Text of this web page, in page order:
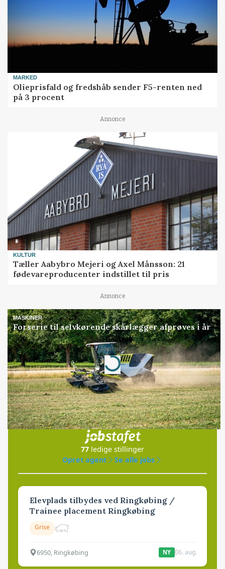
MARKED
Olieprisfald og fredshåb sender F5-renten ned
på 3 procent
Annonce
KULTUR
Tæller Aabybro Mejeri og Axel Månsson: 21
fødevareproducenter indstillet til pris
Annonce
MASKINER
Forserie til selvkørende skårlægger afprøves i år
Annonce
Loading...
Jobs
i samarbejde med
77 ledige stillinger
Opret agent
Se alle jobs
Elevplads tilbydes ved Ringkøbing /
Trainee placement Ringkøbing
Grise
6950, Ringkøbing NY 06. aug.